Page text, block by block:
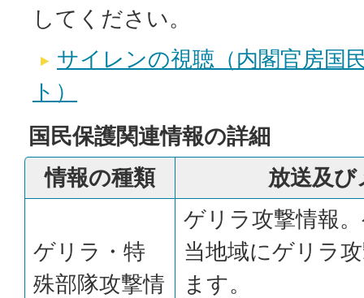
してください。
サイレンの視聴（内閣官房国
ト）
国民保護関連情報の詳細
情報の種類
放送及び
ゲリラ・特
殊部隊攻撃情
ゲリラ攻撃情報
当地域にゲリラ
ます。